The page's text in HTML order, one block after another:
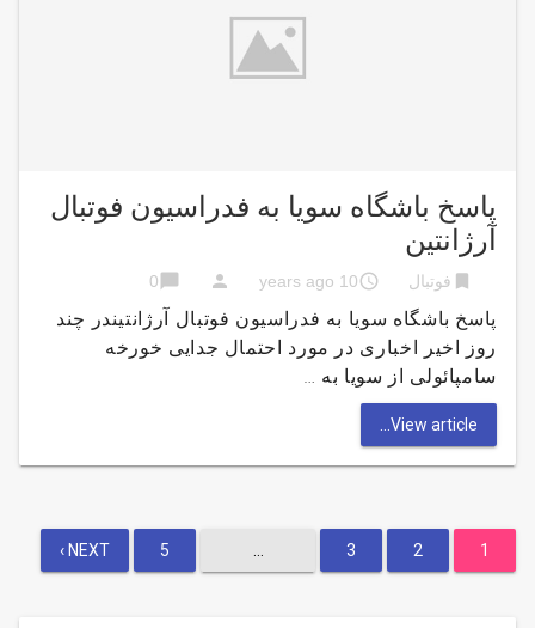
پاسخ باشگاه سویا به فدراسیون فوتبال
آرژانتین
bookmark فوتبال access_time
10 years ago
person
chat_bubble
0
پاسخ باشگاه سویا به فدراسیون فوتبال آرژانتیندر چند
روز اخیر اخباری در مورد احتمال جدایی خورخه
سامپائولی از سویا به …
View article...
صفحه‌بندی
1
2
3
5
NEXT ›